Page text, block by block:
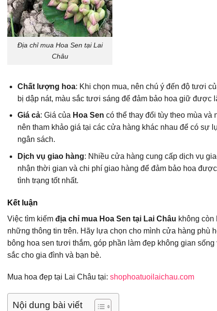
Địa chỉ mua Hoa Sen tại Lai
Châu
Chất lượng hoa: Khi chọn mua, nên chú ý đến độ tươi
bị dập nát, màu sắc tươi sáng để đảm bảo hoa giữ được
Giá cả: Giá của Hoa Sen có thể thay đổi tùy theo mùa và
nên tham khảo giá tại các cửa hàng khác nhau để có sự
ngân sách.
Dịch vụ giao hàng: Nhiều cửa hàng cung cấp dịch vụ
nhận thời gian và chi phí giao hàng để đảm bảo hoa
tình trạng tốt nhất.
Kết luận
Việc tìm kiếm địa chỉ mua Hoa Sen tại Lai Châu không
những thông tin trên. Hãy lựa chọn cho mình cửa hàng phù
bông hoa sen tươi thắm, góp phần làm đẹp không gian
sắc cho gia đình và bạn bè.
Mua hoa đẹp tại Lai Châu tại: shophoatuoilaichau.com
Nội dung bài viết